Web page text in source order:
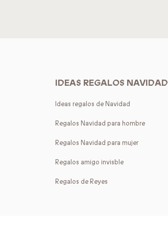
IDEAS REGALOS NAVIDAD
Ideas regalos de Navidad
Regalos Navidad para hombre
Regalos Navidad para mujer
Regalos amigo invisble
Regalos de Reyes